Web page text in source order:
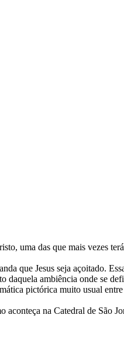
uma das que mais vezes
que Jesus seja açoitado.
ambiência onde se
pictórica muito usual
aconteça na Catedral de São